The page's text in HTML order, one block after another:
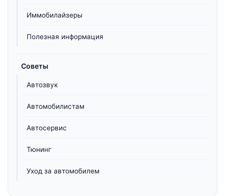
Иммобилайзеры
Полезная информация
Советы
Автозвук
Автомобилистам
Автосервис
Тюнинг
Уход за автомобилем